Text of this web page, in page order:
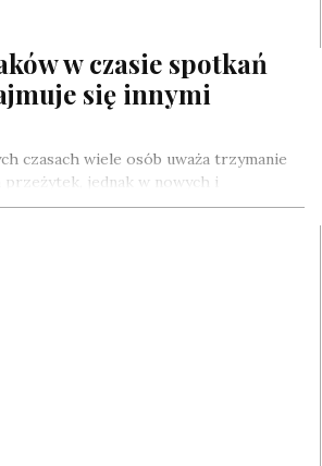
w czasie spotkań
się innymi
czasach wiele osób uważa trzymanie
przeżytek, jednak w nowych i
okazują…